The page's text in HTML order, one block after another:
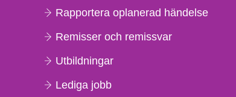
Rapportera oplanerad händelse
Remisser och remissvar
Utbildningar
Lediga jobb